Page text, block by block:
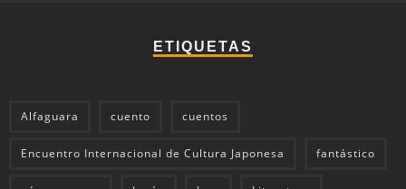
ETIQUETAS
Alfaguara cuento cuentos
Encuentro Internacional de Cultura Japonesa fantástico